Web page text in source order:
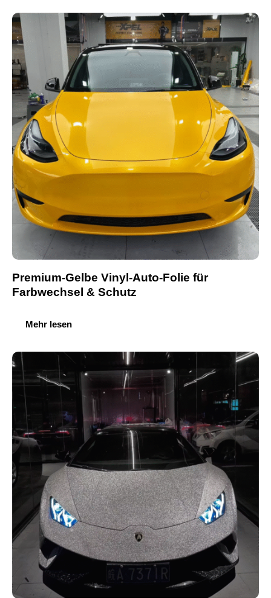
Premium-Gelbe Vinyl-Auto-Folie für
Farbwechsel & Schutz
Mehr lesen